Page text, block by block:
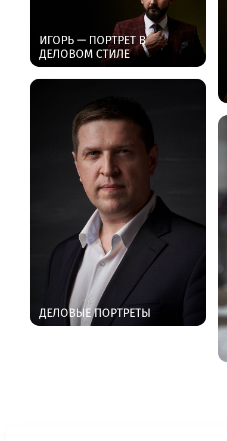
ИГОРЬ — ПОРТРЕТ В
ДЕЛОВОМ СТИЛЕ
ДЕЛОВЫЕ ПОРТРЕТЫ